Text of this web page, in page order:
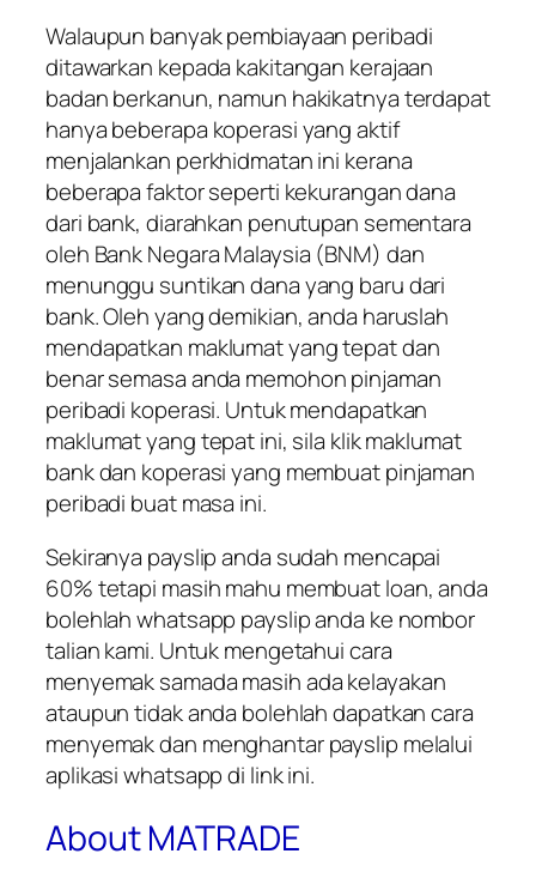
Walaupun banyak pembiayaan peribadi
ditawarkan kepada kakitangan kerajaan
badan berkanun, namun hakikatnya terdapat
hanya beberapa koperasi yang aktif
menjalankan perkhidmatan ini kerana
beberapa faktor seperti kekurangan dana
dari bank, diarahkan penutupan sementara
oleh Bank Negara Malaysia (BNM) dan
menunggu suntikan dana yang baru dari
bank. Oleh yang demikian, anda haruslah
mendapatkan maklumat yang tepat dan
benar semasa anda memohon pinjaman
peribadi koperasi. Untuk mendapatkan
maklumat yang tepat ini, sila klik maklumat
bank dan koperasi yang membuat pinjaman
peribadi buat masa ini.
Sekiranya payslip anda sudah mencapai
60% tetapi masih mahu membuat loan, anda
bolehlah whatsapp payslip anda ke nombor
talian kami. Untuk mengetahui cara
menyemak samada masih ada kelayakan
ataupun tidak anda bolehlah dapatkan cara
menyemak dan menghantar payslip melalui
aplikasi whatsapp di link ini.
About MATRADE